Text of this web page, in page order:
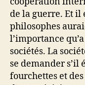
de la guerre. Et il
philosophes
l’importance
sociétés. La
se demander s’il
fourchettes et